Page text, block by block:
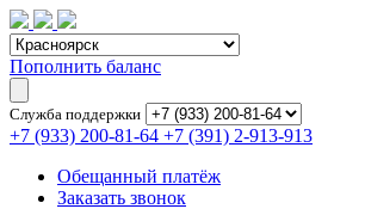
Пополнить баланс
Служба поддержки
+7 (933) 200-81-64 +7 (391) 2-913-913
Обещанный платёж
Заказать звонок